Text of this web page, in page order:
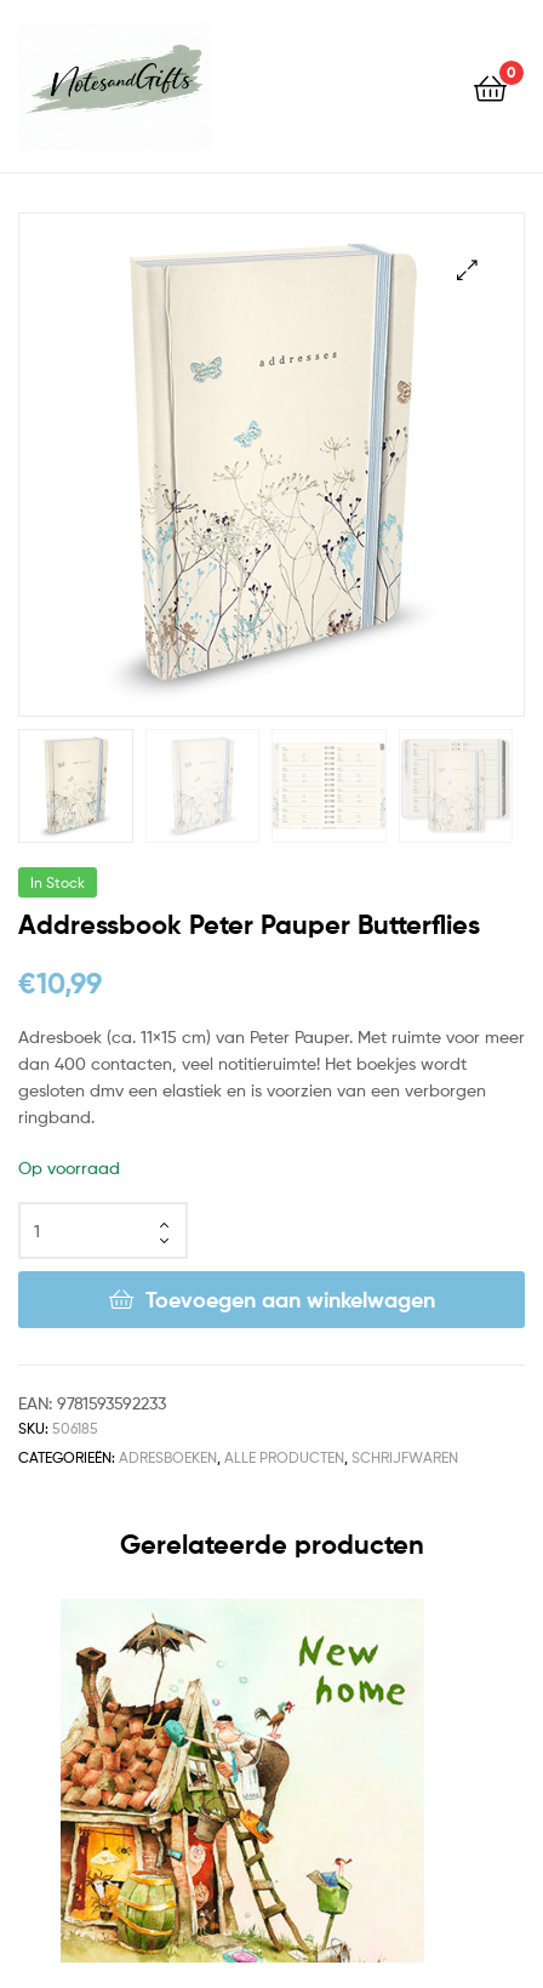
0
In Stock
Addressbook Peter Pauper Butterflies
€10,99
Adresboek (ca. 11×15 cm) van Peter Pauper. Met ruimte voor meer
dan 400 contacten, veel notitieruimte! Het boekjes wordt
gesloten dmv een elastiek en is voorzien van een verborgen
ringband.
Op voorraad
Toevoegen aan winkelwagen
EAN: 9781593592233
SKU: 506185
CATEGORIEËN: ADRESBOEKEN, ALLE PRODUCTEN, SCHRIJFWAREN
Gerelateerde producten